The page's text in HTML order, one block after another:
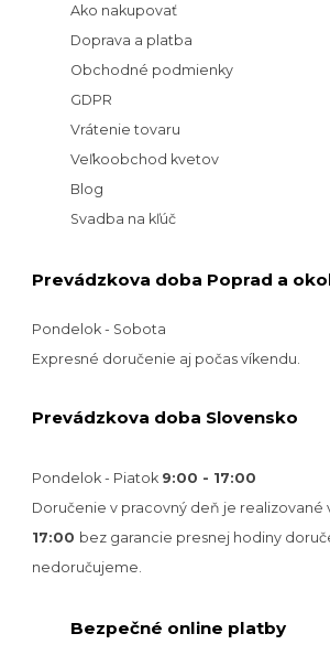
Ako nakupovať
Doprava a platba
Obchodné podmienky
GDPR
Vrátenie tovaru
Veľkoobchod kvetov
Blog
Svadba na kľúč
Prevádzkova doba Poprad a
Pondelok - Sobota
Expresné doručenie aj počas víkendu.
Prevádzkova doba Slovensko
Pondelok - Piatok 9:00 - 17:00
Doručenie v pracovný deň je realizované
17:00 bez garancie presnej hodiny
nedoručujeme.
Bezpečné online platby